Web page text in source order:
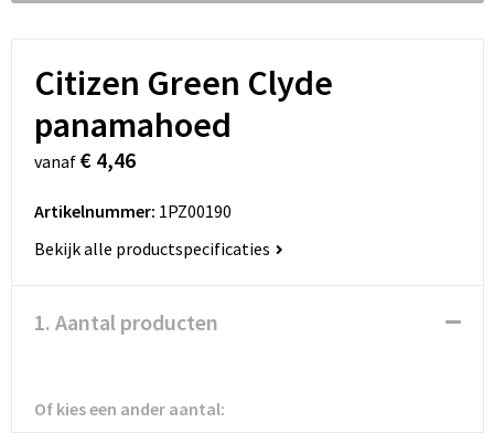
Citizen Green Clyde
panamahoed
vanaf € 4,46
Artikelnummer: 1PZ00190
Bekijk alle productspecificaties
1. Aantal producten
Of kies een ander aantal: